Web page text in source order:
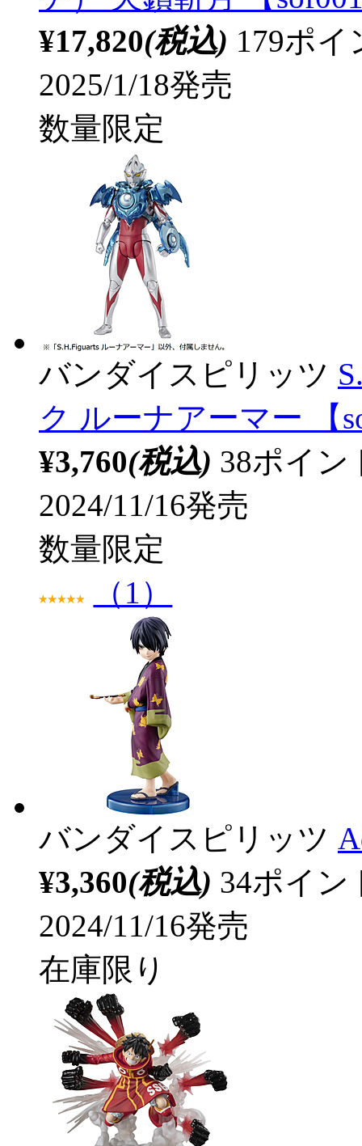
¥17,820(税込) 179ポ
2025/1/18発売
数量限定
バンダイスピリッツ
ク ルーナアーマー 【
¥3,760(税込) 38ポイ
2024/11/16発売
数量限定
（1）
バンダイスピリッツ
¥3,360(税込) 34ポイ
2024/11/16発売
在庫限り